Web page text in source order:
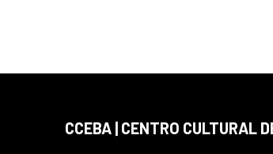
CCEBA | CENTRO CULTURAL